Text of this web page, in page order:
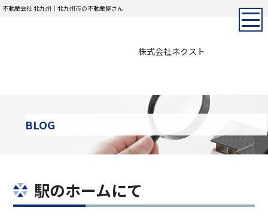
不動産会社 北九州｜北九州市の不動産屋さん
株式会社ネクスト
BLOG
駅のホームにて